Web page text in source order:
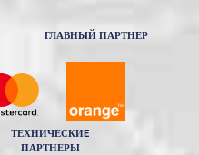
ГЛАВНЫЙ ПАРТНЕР
ТЕХНИЧЕСКИE
ПАРТНЕРЫ